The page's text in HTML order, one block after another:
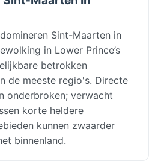
Sint-Maarten in
in Lower Prince’s
betrokken
de meeste regio's. Directe
onderbroken; verwacht
korte heldere
kunnen zwaarder
binnenland.